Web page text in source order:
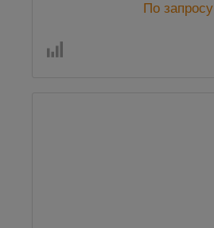
По запросу